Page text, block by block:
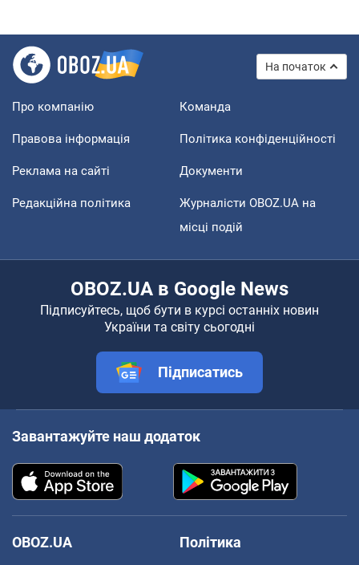
На початок
Про компанію Команда
Правова інформація Політика конфіденційності
Реклама на сайті Документи
Редакційна політика
Журналісти OBOZ.UA на
місці подій
OBOZ.UA в Google News
Підписуйтесь, щоб бути в курсі останніх новин
України та світу сьогодні
Підписатись
Завантажуйте наш додаток
OBOZ.UA
Політика